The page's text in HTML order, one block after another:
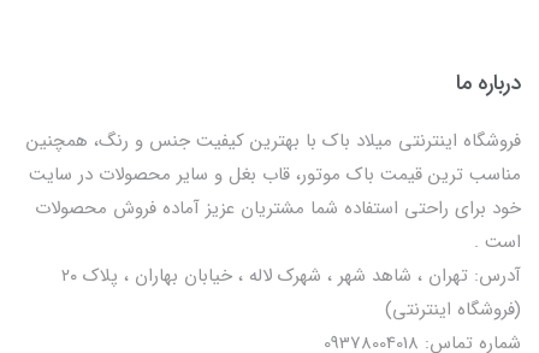
درباره ما
فروشگاه اینترنتی میلاد باک با بهترین کیفیت جنس و رنگ، همچنین
مناسب ترین قیمت باک موتور، قاب بغل و سایر محصولات در سایت
خود برای راحتی استفاده شما مشتریان عزیز آماده فروش محصولات
است .
آدرس: تهران ، شاهد شهر ، شهرک لاله ، خیابان بهاران ، پلاک ۲۰
(فروشگاه اینترنتی)
شماره تماس: 09378004018